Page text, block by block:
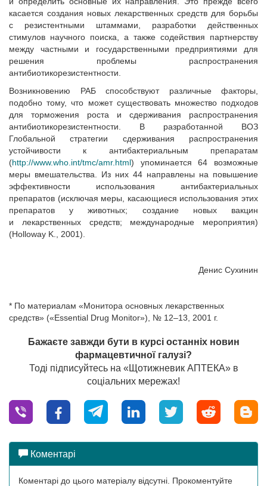
касается создания новых лекарственных средств для борьбы
с резистентными штаммами, разработки действенных
стимулов научного поиска, а также содействия партнерству
между частными и государственными предприятиями для
решения проблемы распространения
антибиотикорезистентности.
Возникновению РАБ способствуют различные факторы,
подобно тому, что может существовать множество подходов
для торможения роста и сдерживания распространения
антибиотикорезистентности. В разработанной ВОЗ
Глобальной стратегии сдерживания распространения
устойчивости к антибактериальным препаратам
(http://www.who.int/tmc/amr.html) упоминается 64 возможные
меры вмешательства. Из них 44 направлены на повышение
эффективности использования антибактериальных
препаратов (исключая меры, касающиеся использования этих
препаратов у животных; создание новых вакцин
и лекарственных средств; международные мероприятия)
(Holloway K., 2001).
Денис Сухинин
* По материалам «Монитора основных лекарственных
средств» («Essential Drug Monitor»), № 12–13, 2001 г.
Бажаєте завжди бути в курсі останніх новин
фармацевтичної галузі?
Тоді підписуйтесь на «Щотижневик АПТЕКА» в
соціальних мережах!
Коментарі
Коментарі до цього матеріалу відсутні. Прокоментуйте